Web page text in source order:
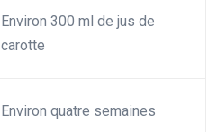
Environ 300 ml de jus de
carotte
Environ quatre semaines